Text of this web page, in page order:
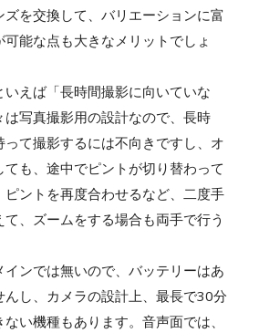
ズを交換して、バリエーションに富
能な点も大きなメリットでしょ
えば「長時間撮影に向いていな
は写真撮影用の設計なので、長時
て撮影するには不向きですし、オ
も、途中でピントが切り替わって
ピントを再度合わせるなど、二度手
、ズームをする場合も両手で行う
インでは無いので、バッテリーはあ
んし、カメラの設計上、最長で30分
い機種もあります。音声面では、